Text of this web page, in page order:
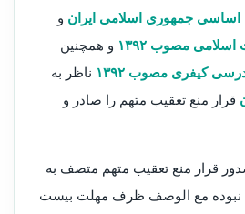
و
و همچنین
ناظر به
قرار منع تعقیب متهم را صادر و
قرار منع تعقیب متهم متصف به
مع الوصف ظرف مهلت بیست